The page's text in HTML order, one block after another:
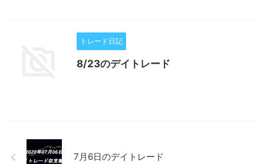
トレード日記
8/23のデイトレード
7月6日のデイトレード